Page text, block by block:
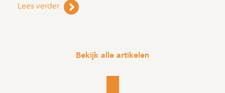
Lees verder
Bekijk alle artikelen